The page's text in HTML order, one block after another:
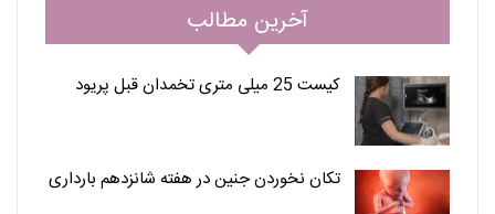
آخرین مطالب
کیست 25 میلی متری تخمدان قبل پریود
تکان نخوردن جنین در هفته شانزدهم بارداری